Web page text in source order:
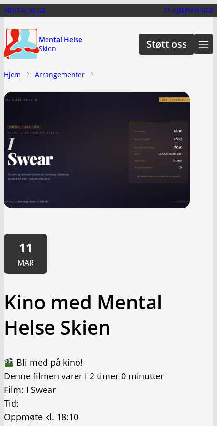
Hopp
hovedinnhold
MENTAL HELSE FÅ HJELPMIN SIDE
Mental Helse
Skien
Støtt oss
Hjem Arrangementer
11
MAR
Kino med Mental
Helse Skien
Bli med på kino!
Denne filmen varer i 2 timer 0 minutter
Film: I Swear
Tid:
Oppmøte kl. 18:10